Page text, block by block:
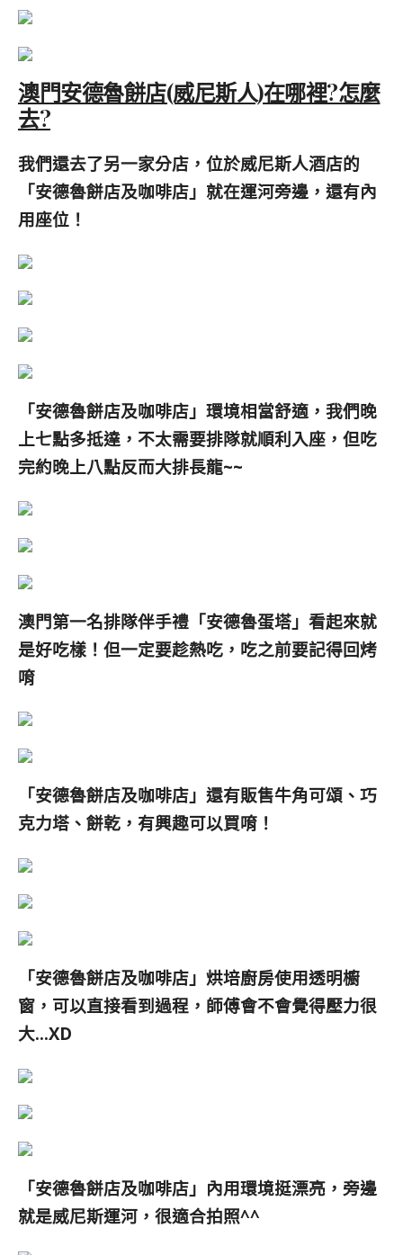
澳門安德魯餅店(威尼斯人)在哪裡?怎麼
去?
我們還去了另一家分店，位於威尼斯人酒店的
「安德魯餅店及咖啡店 」就在運河旁邊，還有內
用座位！
「安德魯餅店及咖啡店 」環境相當舒適，我們晚
上七點多抵達，不太需要排隊就順利入座，但吃
完約晚上八點反而大排長龍~~
澳門第一名排隊伴手禮「安德魯蛋塔 」看起來就
是好吃樣！但一定要趁熱吃，吃之前要記得回烤
唷
「安德魯餅店及咖啡店 」還有販售牛角可頌、巧
克力塔、餅乾，有興趣可以買唷！
「安德魯餅店及咖啡店 」烘培廚房使用透明櫥
窗，可以直接看到過程，師傅會不會覺得壓力很
大…XD
「安德魯餅店及咖啡店 」內用環境挺漂亮，旁邊
就是威尼斯運河，很適合拍照^^